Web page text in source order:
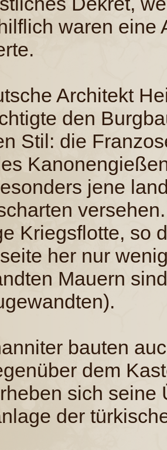
waren eine
Architekt
den
Stil: die
jene
Kriegsflotte, so
her nur
Mauern
bauten
dem
sich seine
der